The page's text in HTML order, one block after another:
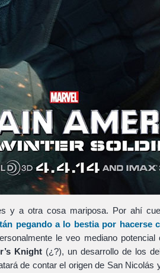
y a otra cosa mariposa. Por ahí
pegando a lo bestia por hacerse
le veo mediano
Knight (¿?), un desarrollo de los
de contar el origen de San Nicolás